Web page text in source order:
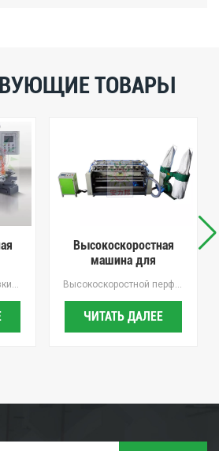
ТОВАРЫ
Высокоскоростная
машина для
мульчирующей
пленки
ЧИТАТЬ ДАЛЕЕ